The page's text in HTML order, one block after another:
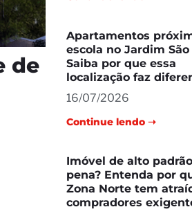
de
Apartamentos
escola no Jardim São
Saiba por que essa
localização faz
16/07/2026
Continue lendo ➝
Imóvel de alto
pena? Entenda por
Zona Norte tem
compradores